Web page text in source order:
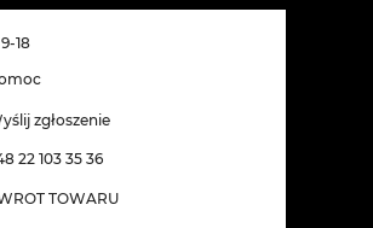
18
zgłoszenie
22 103 35 36
TOWARU